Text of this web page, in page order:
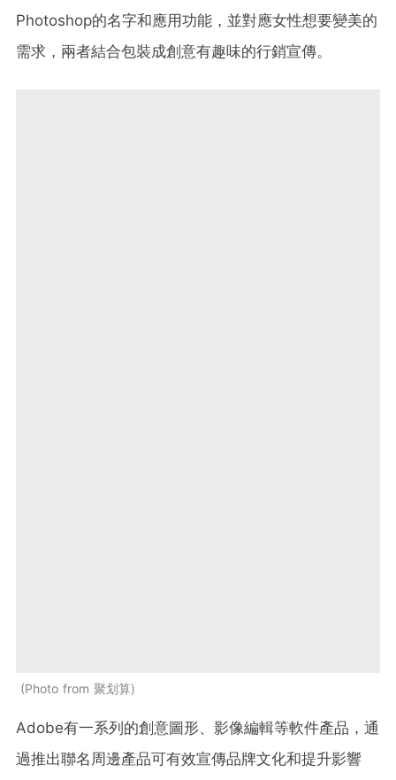
Photoshop的名字和應用功能，並對應女性想要變美的
需求，兩者結合包裝成創意有趣味的行銷宣傳。
Photo from 聚划算
Adobe有一系列的創意圖形、影像編輯等軟件產品，通
過推出聯名周邊產品可有效宣傳品牌文化和提升影響